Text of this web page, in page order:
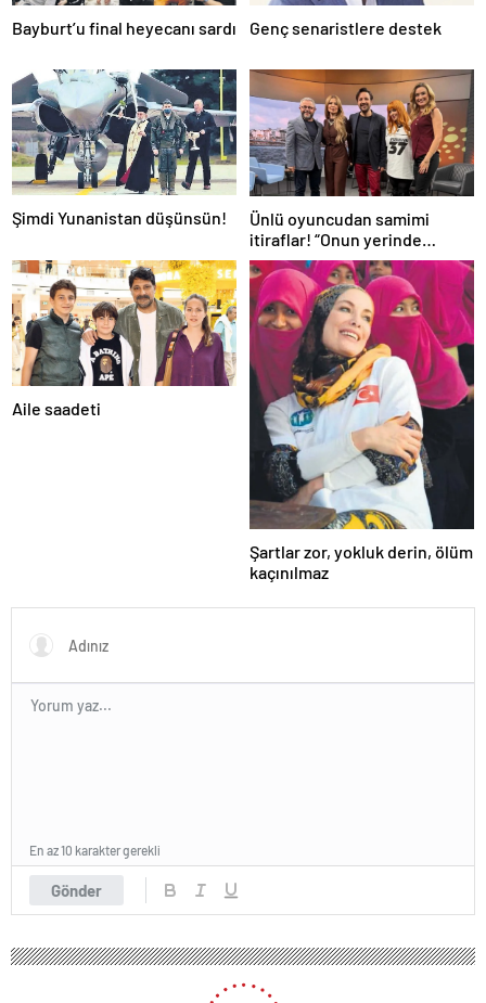
Bayburt’u final heyecanı sardı Genç senaristlere destek
Şimdi Yunanistan düşünsün!
Ünlü oyuncudan samimi
itiraflar! “Onun yerinde
olsaydım diye çok düşündüm”
Aile saadeti
Şartlar zor, yokluk derin, ölüm
kaçınılmaz
Gönder
En az 10 karakter gerekli